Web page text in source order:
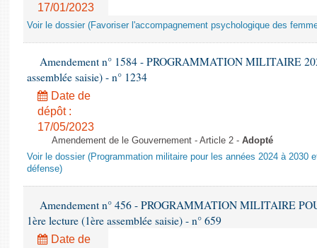
17/01/2023
Voir le dossier (Favoriser l'accompagnement psychologique des
Amendement n° 1584 - PROGRAMMATION MILITAIRE
assemblée saisie) - n° 1234
Date de
dépôt :
17/05/2023
Amendement de le Gouvernement - Article 2 - Adopté
Voir le dossier (Programmation militaire pour les années 2024 à 2030
défense)
Amendement n° 456 - PROGRAMMATION MILITAIRE
1ère lecture (1ère assemblée saisie) - n° 659
Date de